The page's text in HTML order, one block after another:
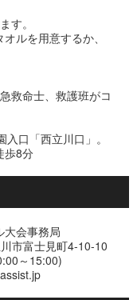
す。
ルを用意するか、
救命士、救護班がコ
口「西立川口」。
歩8分
会事務局
市富士見町4-10-10
～15:00)